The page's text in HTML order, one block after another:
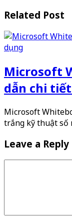
Related Post
Microsoft
dẫn chi tiết
Microsoft
trắng kỹ thuật số
Leave a Reply